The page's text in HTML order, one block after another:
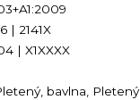
| 2141X
| X1XXXX
bavlna, Pletený